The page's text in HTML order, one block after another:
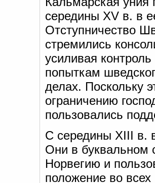
середины XV в. в
Отступничество
стремились
усиливая
попыткам
делах. Поскольку
ограничению
пользовались
С середины XIII в.
Они в буквальном
Норвегию и
положение во